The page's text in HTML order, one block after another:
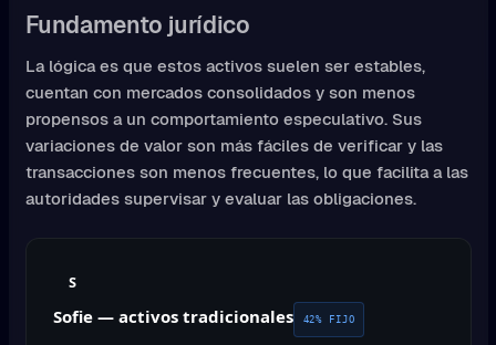
Fundamento jurídico
La lógica es que estos activos suelen ser estables,
cuentan con mercados consolidados y son menos
propensos a un comportamiento especulativo. Sus
variaciones de valor son más fáciles de verificar y las
transacciones son menos frecuentes, lo que facilita a las
autoridades supervisar y evaluar las obligaciones.
S
Sofie — activos tradicionales 42% FIJO